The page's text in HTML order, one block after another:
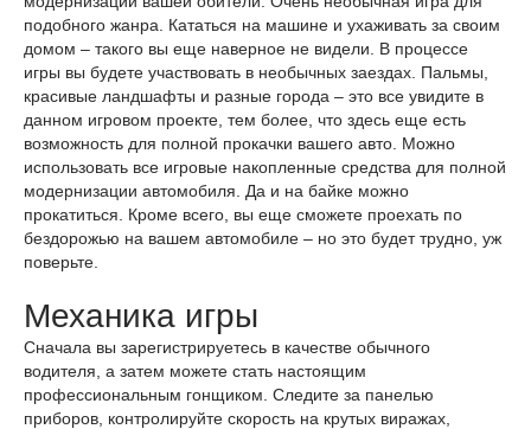
подобного жанра. Кататься на машине и ухаживать за своим
домом – такого вы еще наверное не видели. В процессе
игры вы будете участвовать в необычных заездах. Пальмы,
красивые ландшафты и разные города – это все увидите в
данном игровом проекте, тем более, что здесь еще есть
возможность для полной прокачки вашего авто. Можно
использовать все игровые накопленные средства для полной
модернизации автомобиля. Да и на байке можно
прокатиться. Кроме всего, вы еще сможете проехать по
бездорожью на вашем автомобиле – но это будет трудно, уж
поверьте.
Механика игры
Сначала вы зарегистрируетесь в качестве обычного
водителя, а затем можете стать настоящим
профессиональным гонщиком. Следите за панелью
приборов, контролируйте скорость на крутых виражах,